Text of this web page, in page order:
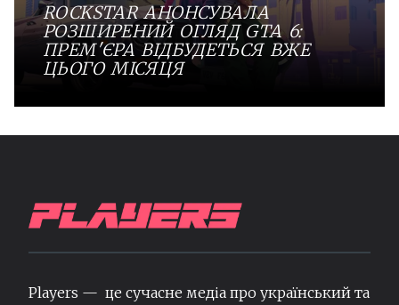
ROCKSTAR АНОНСУВАЛА
РОЗШИРЕНИЙ ОГЛЯД GTA 6:
ПРЕМ'ЄРА ВІДБУДЕТЬСЯ ВЖЕ
ЦЬОГО МІСЯЦЯ
Players — це сучасне медіа про український та